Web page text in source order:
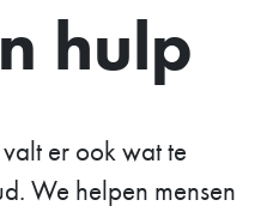
hulp
er ook wat te
We helpen mensen